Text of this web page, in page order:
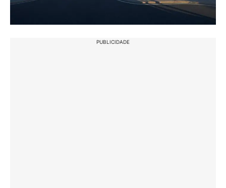
PUBLICIDADE